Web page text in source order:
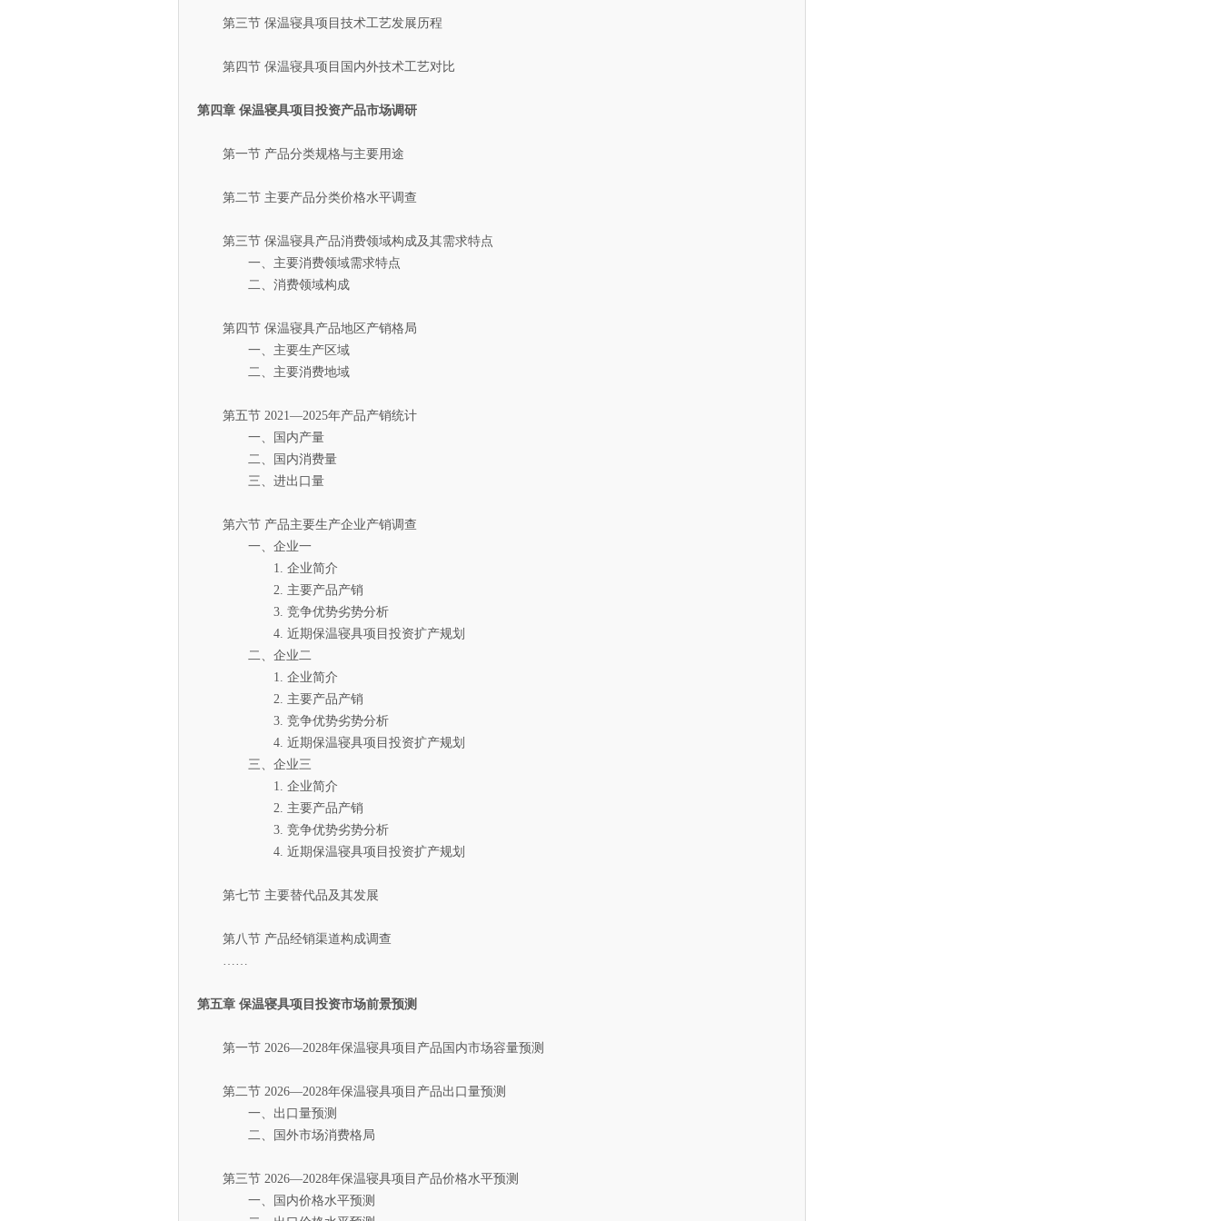
第三节 保温寝具项目技术工艺发展历程
第四节 保温寝具项目国内外技术工艺对比
第四章 保温寝具项目投资产品市场调研
第一节 产品分类规格与主要用途
第二节 主要产品分类价格水平调查
第三节 保温寝具产品消费领域构成及其需求特点
一、主要消费领域需求特点
二、消费领域构成
第四节 保温寝具产品地区产销格局
一、主要生产区域
二、主要消费地域
第五节 2021—2025年产品产销统计
一、国内产量
二、国内消费量
三、进出口量
第六节 产品主要生产企业产销调查
一、企业一
1. 企业简介
2. 主要产品产销
3. 竞争优势劣势分析
4. 近期保温寝具项目投资扩产规划
二、企业二
1. 企业简介
2. 主要产品产销
3. 竞争优势劣势分析
4. 近期保温寝具项目投资扩产规划
三、企业三
1. 企业简介
2. 主要产品产销
3. 竞争优势劣势分析
4. 近期保温寝具项目投资扩产规划
第七节 主要替代品及其发展
第八节 产品经销渠道构成调查
……
第五章 保温寝具项目投资市场前景预测
第一节 2026—2028年保温寝具项目产品国内市场容量预测
第二节 2026—2028年保温寝具项目产品出口量预测
一、出口量预测
二、国外市场消费格局
第三节 2026—2028年保温寝具项目产品价格水平预测
一、国内价格水平预测